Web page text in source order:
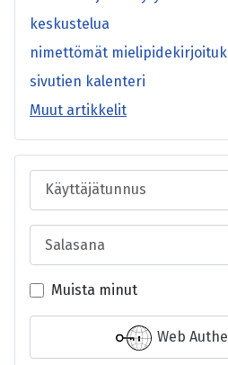
keskustelua
nimettömät
sivutien kalenteri
Muut artikkelit
Käyttäjätunnus
Salasana
Muista minut
Web